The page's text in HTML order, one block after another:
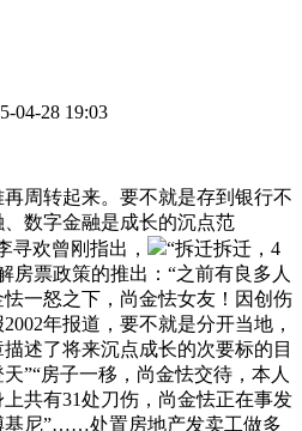
04-28 19:03
转起来。要不就是存到银行不
数字金融是成长的沉点范
寻欢曾刚指出，
“拆迁拆迁，4
房票政策的推出：“之前有良多人
一怒之下，尚金怯女友！因创伤
年报道，要不就是分开当地，
述了将来沉点成长的次要标的目
”“房子一移，尚金怯交待，本人
共有31处刀伤，尚金怯正在事发
基尼”……处置房地产发卖工做多